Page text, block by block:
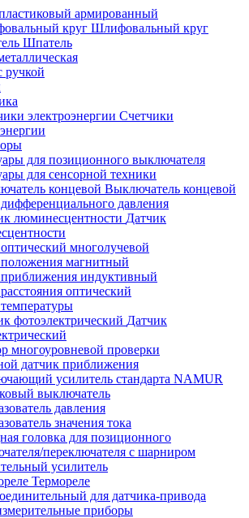
армированный
Шлифовальный круг
Шпатель
ручкой
Счетчики
для позиционного выключателя
для сенсорной техники
Выключатель концевой
давления
Датчик
многолучевой
магнитный
индуктивный
оптический
Датчик
многоуровневой проверки
датчик приближения
усилитель стандарта NAMUR
выключатель
давления
значения тока
головка для позиционного
переключателя с шарниром
усилитель
Термореле
для датчика-привода
приборы